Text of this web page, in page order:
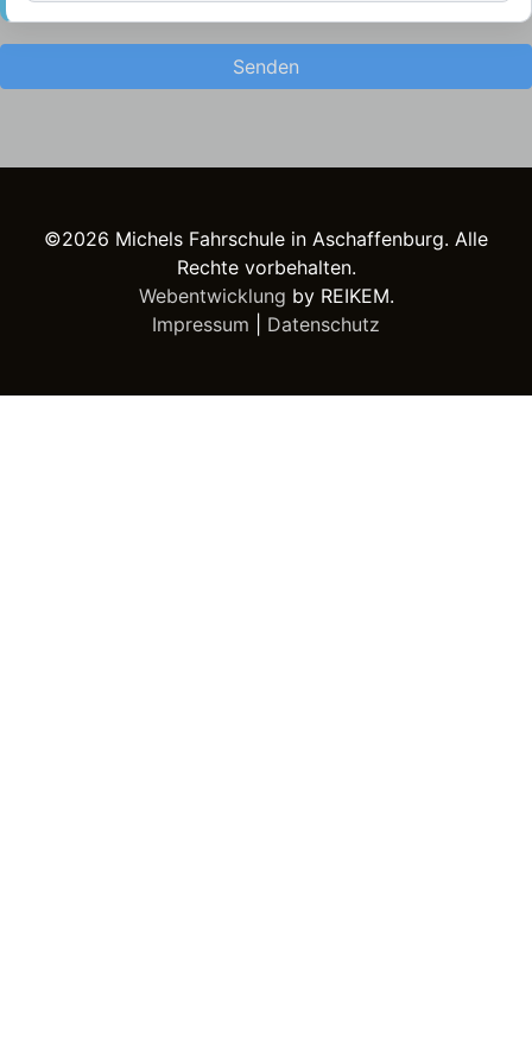
Senden
©2026 Michels Fahrschule in Aschaffenburg. Alle
Rechte vorbehalten.
Webentwicklung by REIKEM.
Impressum
Datenschutz